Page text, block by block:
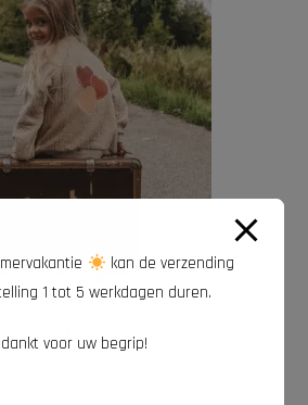
SELECTEREN
Wishes | Candy hearts
kan de verzending
1 tot 5 werkdagen duren.
voor uw begrip!